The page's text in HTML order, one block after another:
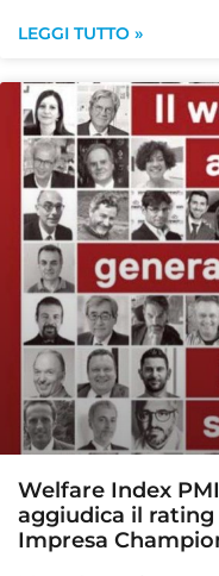
LEGGI TUTTO »
Welfare Index
aggiudica il rating
Impresa